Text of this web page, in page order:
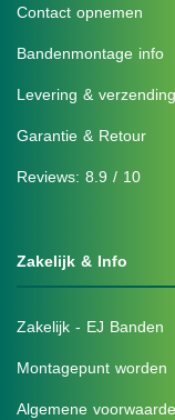
Contact opnemen
Bandenmontage info
Levering & verzending
Garantie & Retour
Reviews: 8.9 / 10
Zakelijk & Info
Zakelijk - EJ Banden
Montagepunt worden
Algemene